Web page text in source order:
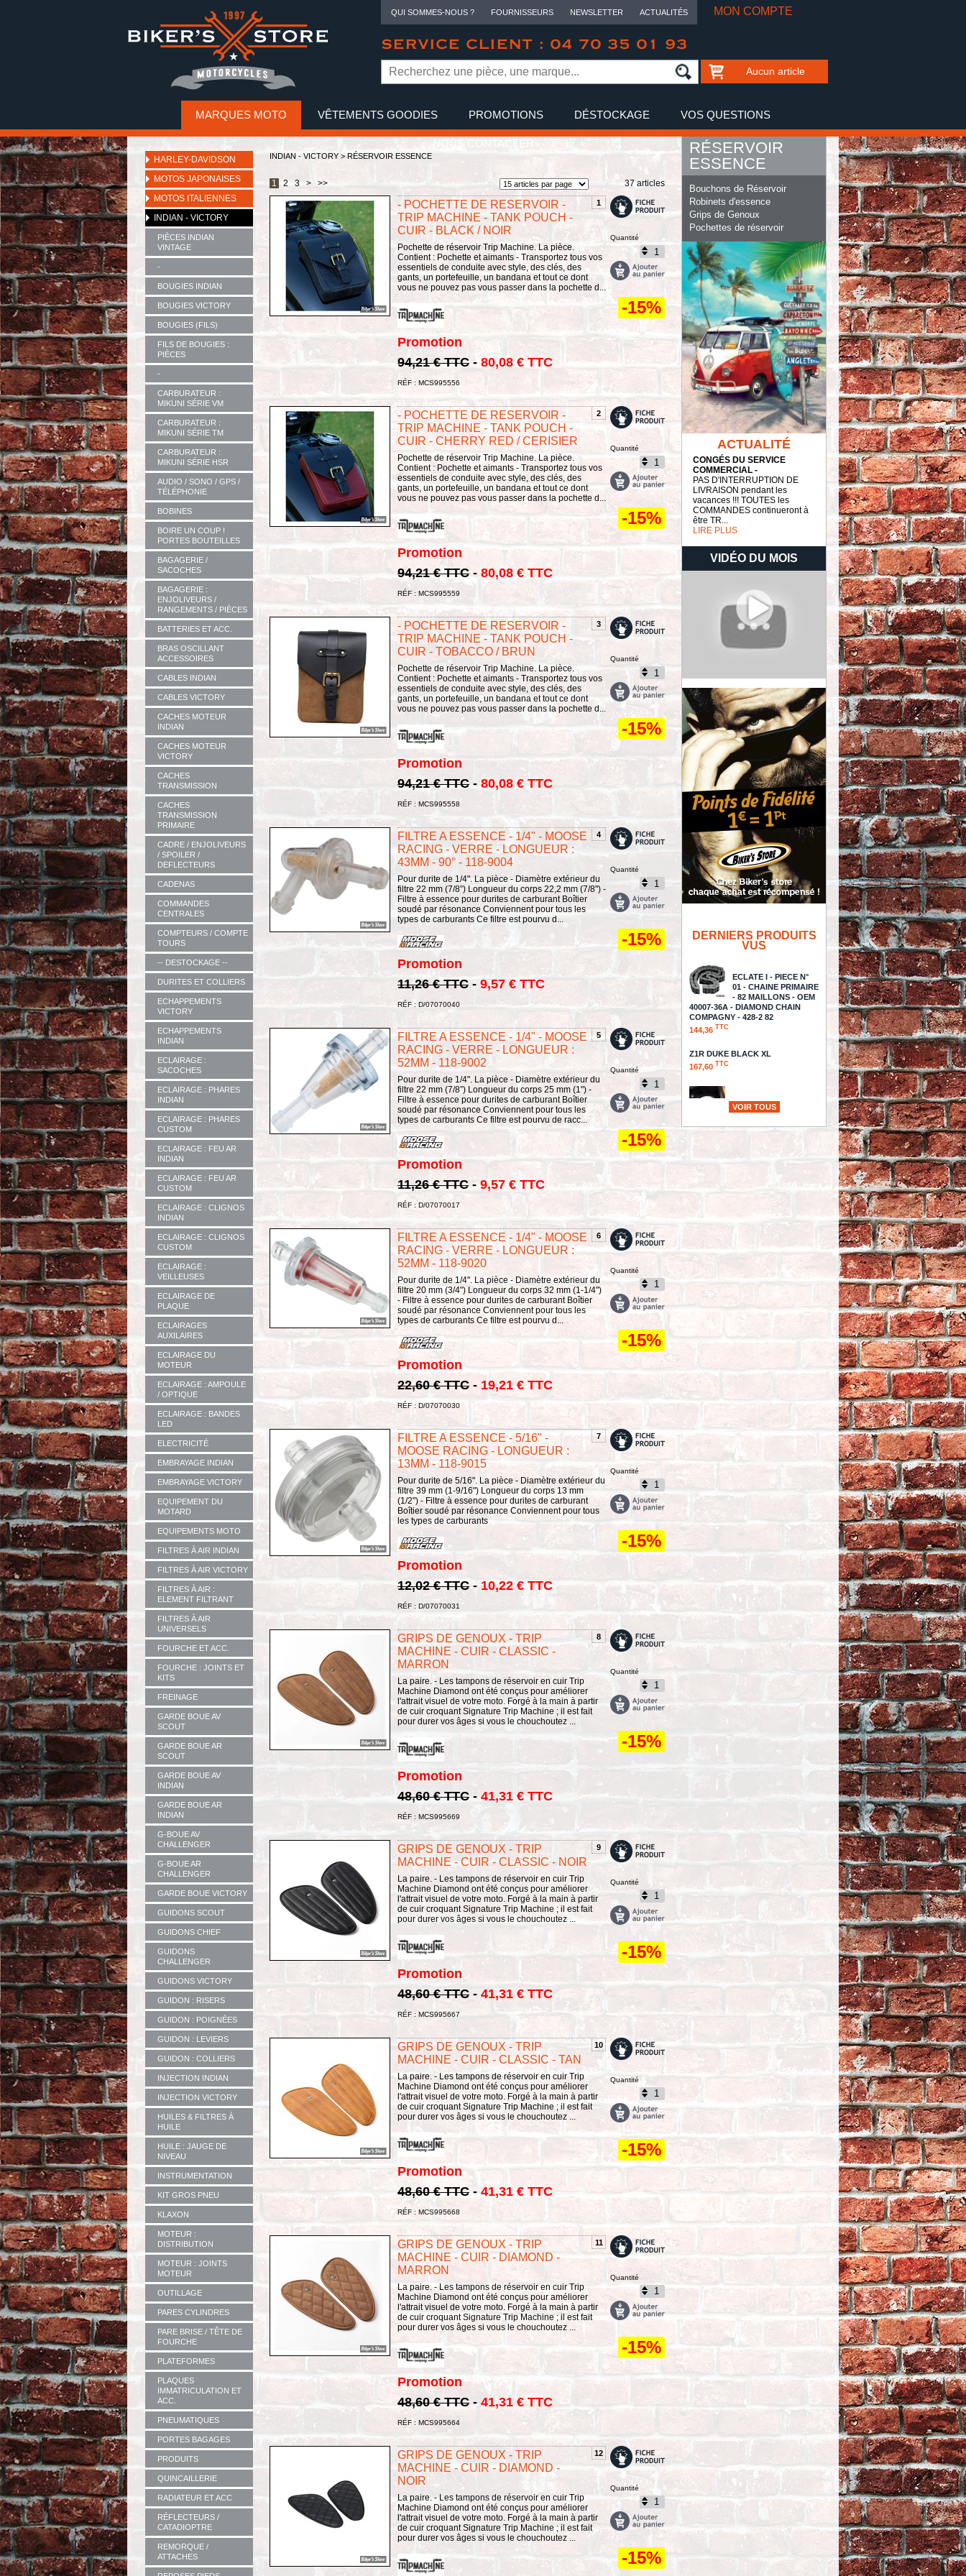
QUI SOMMES-NOUS ? FOURNISSEURS NEWSLETTER ACTUALITÉS MON COMPTE
SERVICE CLIENT : 04 70 35 01 93
Aucun article
MARQUES MOTO VÊTEMENTS GOODIES PROMOTIONS DÉSTOCKAGE VOS QUESTIONS
NOUS CONTACTER
HARLEY-DAVIDSON
MOTOS JAPONAISES
MOTOS ITALIENNES
INDIAN - VICTORY
PIÈCES INDIAN
VINTAGE
-
BOUGIES INDIAN
BOUGIES VICTORY
BOUGIES (FILS)
FILS DE BOUGIES :
PIÈCES
-
CARBURATEUR :
MIKUNI SÉRIE VM
CARBURATEUR :
MIKUNI SÉRIE TM
CARBURATEUR :
MIKUNI SÉRIE HSR
AUDIO / SONO / GPS /
TÉLÉPHONIE
BOBINES
BOIRE UN COUP !
PORTES BOUTEILLES
BAGAGERIE /
SACOCHES
BAGAGERIE :
ENJOLIVEURS /
RANGEMENTS / PIÈCES
BATTERIES ET ACC.
BRAS OSCILLANT
ACCESSOIRES
CABLES INDIAN
CABLES VICTORY
CACHES MOTEUR
INDIAN
CACHES MOTEUR
VICTORY
CACHES
TRANSMISSION
CACHES
TRANSMISSION
PRIMAIRE
CADRE / ENJOLIVEURS
/ SPOILER /
DEFLECTEURS
CADENAS
COMMANDES
CENTRALES
COMPTEURS / COMPTE
TOURS
-- DESTOCKAGE --
DURITES ET COLLIERS
ECHAPPEMENTS
VICTORY
ECHAPPEMENTS
INDIAN
ECLAIRAGE :
SACOCHES
ECLAIRAGE : PHARES
INDIAN
ECLAIRAGE : PHARES
CUSTOM
ECLAIRAGE : FEU AR
INDIAN
ECLAIRAGE : FEU AR
CUSTOM
ECLAIRAGE : CLIGNOS
INDIAN
ECLAIRAGE : CLIGNOS
CUSTOM
ECLAIRAGE :
VEILLEUSES
ECLAIRAGE DE
PLAQUE
ECLAIRAGES
AUXILAIRES
ECLAIRAGE DU
MOTEUR
ECLAIRAGE : AMPOULE
/ OPTIQUE
ECLAIRAGE : BANDES
LED
ELECTRICITÉ
EMBRAYAGE INDIAN
EMBRAYAGE VICTORY
EQUIPEMENT DU
MOTARD
EQUIPEMENTS MOTO
FILTRES À AIR INDIAN
FILTRES À AIR VICTORY
FILTRES À AIR :
ELEMENT FILTRANT
FILTRES À AIR
UNIVERSELS
FOURCHE ET ACC.
FOURCHE : JOINTS ET
KITS
FREINAGE
GARDE BOUE AV
SCOUT
GARDE BOUE AR
SCOUT
GARDE BOUE AV
INDIAN
GARDE BOUE AR
INDIAN
G-BOUE AV
CHALLENGER
G-BOUE AR
CHALLENGER
GARDE BOUE VICTORY
GUIDONS SCOUT
GUIDONS CHIEF
GUIDONS
CHALLENGER
GUIDONS VICTORY
GUIDON : RISERS
GUIDON : POIGNÉES
GUIDON : LEVIERS
GUIDON : COLLIERS
INJECTION INDIAN
INJECTION VICTORY
HUILES & FILTRES À
HUILE
HUILE : JAUGE DE
NIVEAU
INSTRUMENTATION
KIT GROS PNEU
KLAXON
MOTEUR :
DISTRIBUTION
MOTEUR : JOINTS
MOTEUR
OUTILLAGE
PARES CYLINDRES
PARE BRISE / TÊTE DE
FOURCHE
PLATEFORMES
PLAQUES
IMMATRICULATION ET
ACC.
PNEUMATIQUES
PORTES BAGAGES
PRODUITS
QUINCAILLERIE
RADIATEUR ET ACC
RÉFLECTEURS /
CATADIOPTRE
REMORQUE /
ATTACHES
INDIAN - VICTORY > RÉSERVOIR ESSENCE
37 articles
1 2 3 > >>
1
- POCHETTE DE RESERVOIR -
TRIP MACHINE - TANK POUCH -
CUIR - BLACK / NOIR
Pochette de réservoir Trip Machine. La pièce.
Contient : Pochette et aimants - Transportez tous vos
essentiels de conduite avec style, des clés, des
gants, un portefeuille, un bandana et tout ce dont
vous ne pouvez pas vous passer dans la pochette d...
Promotion
94,21 € TTC - 80,08 € TTC
RÉF : MCS995556
Quantité
-15%
2
- POCHETTE DE RESERVOIR -
TRIP MACHINE - TANK POUCH -
CUIR - CHERRY RED / CERISIER
Pochette de réservoir Trip Machine. La pièce.
Contient : Pochette et aimants - Transportez tous vos
essentiels de conduite avec style, des clés, des
gants, un portefeuille, un bandana et tout ce dont
vous ne pouvez pas vous passer dans la pochette d...
Promotion
94,21 € TTC - 80,08 € TTC
RÉF : MCS995559
Quantité
-15%
3
- POCHETTE DE RESERVOIR -
TRIP MACHINE - TANK POUCH -
CUIR - TOBACCO / BRUN
Pochette de réservoir Trip Machine. La pièce.
Contient : Pochette et aimants - Transportez tous vos
essentiels de conduite avec style, des clés, des
gants, un portefeuille, un bandana et tout ce dont
vous ne pouvez pas vous passer dans la pochette d...
Promotion
94,21 € TTC - 80,08 € TTC
RÉF : MCS995558
Quantité
-15%
4
FILTRE A ESSENCE - 1/4" - MOOSE
RACING - VERRE - LONGUEUR :
43MM - 90° - 118-9004
Pour durite de 1/4". La pièce - Diamètre extérieur du
filtre 22 mm (7/8”) Longueur du corps 22,2 mm (7/8") -
Filtre à essence pour durites de carburant Boîtier
soudé par résonance Conviennent pour tous les
types de carburants Ce filtre est pourvu d...
Promotion
11,26 € TTC - 9,57 € TTC
RÉF : D/07070040
Quantité
-15%
5
FILTRE A ESSENCE - 1/4" - MOOSE
RACING - VERRE - LONGUEUR :
52MM - 118-9002
Pour durite de 1/4". La pièce - Diamètre extérieur du
filtre 22 mm (7/8”) Longueur du corps 25 mm (1") -
Filtre à essence pour durites de carburant Boîtier
soudé par résonance Conviennent pour tous les
types de carburants Ce filtre est pourvu de racc...
Promotion
11,26 € TTC -9,57 € TTC
RÉF : D/07070017
Quantité
-15%
6
FILTRE A ESSENCE - 1/4" - MOOSE
RACING - VERRE - LONGUEUR :
52MM - 118-9020
Pour durite de 1/4". La pièce - Diamètre extérieur du
filtre 20 mm (3/4") Longueur du corps 32 mm (1-1/4")
- Filtre à essence pour durites de carburant Boîtier
soudé par résonance Conviennent pour tous les
types de carburants Ce filtre est pourvu d...
Promotion
22,60 € TTC - 19,21 € TTC
RÉF : D/07070030
Quantité
-15%
7
FILTRE A ESSENCE - 5/16" -
MOOSE RACING - LONGUEUR :
13MM - 118-9015
Pour durite de 5/16". La pièce - Diamètre extérieur du
filtre 39 mm (1-9/16") Longueur du corps 13 mm
(1/2") - Filtre à essence pour durites de carburant
Boîtier soudé par résonance Conviennent pour tous
les types de carburants
Promotion
12,02 € TTC - 10,22 € TTC
RÉF : D/07070031
Quantité
-15%
8
GRIPS DE GENOUX - TRIP
MACHINE - CUIR - CLASSIC -
MARRON
La paire. - Les tampons de réservoir en cuir Trip
Machine Diamond ont été conçus pour améliorer
l'attrait visuel de votre moto. Forgé à la main à partir
de cuir croquant Signature Trip Machine ; il est fait
pour durer vos âges si vous le chouchoutez ...
Promotion
48,60 € TTC - 41,31 € TTC
RÉF : MCS995669
Quantité
-15%
9
GRIPS DE GENOUX - TRIP
MACHINE - CUIR - CLASSIC - NOIR
La paire. - Les tampons de réservoir en cuir Trip
Machine Diamond ont été conçus pour améliorer
l'attrait visuel de votre moto. Forgé à la main à partir
de cuir croquant Signature Trip Machine ; il est fait
pour durer vos âges si vous le chouchoutez ...
Promotion
48,60 € TTC - 41,31 € TTC
RÉF : MCS995667
Quantité
-15%
10
GRIPS DE GENOUX - TRIP
MACHINE - CUIR - CLASSIC - TAN
La paire. - Les tampons de réservoir en cuir Trip
Machine Diamond ont été conçus pour améliorer
l'attrait visuel de votre moto. Forgé à la main à partir
de cuir croquant Signature Trip Machine ; il est fait
pour durer vos âges si vous le chouchoutez ...
Promotion
48,60 € TTC - 41,31 € TTC
RÉF : MCS995668
Quantité
-15%
11
GRIPS DE GENOUX - TRIP
MACHINE - CUIR - DIAMOND -
MARRON
La paire. - Les tampons de réservoir en cuir Trip
Machine Diamond ont été conçus pour améliorer
l'attrait visuel de votre moto. Forgé à la main à partir
de cuir croquant Signature Trip Machine ; il est fait
pour durer vos âges si vous le chouchoutez ...
Promotion
48,60 € TTC - 41,31 € TTC
RÉF : MCS995664
Quantité
-15%
12
GRIPS DE GENOUX - TRIP
MACHINE - CUIR - DIAMOND -
NOIR
La paire. - Les tampons de réservoir en cuir Trip
Machine Diamond ont été conçus pour améliorer
l'attrait visuel de votre moto. Forgé à la main à partir
de cuir croquant Signature Trip Machine ; il est fait
pour durer vos âges si vous le chouchoutez ...
Quantité
-15%
RÉSERVOIR
ESSENCE
Bouchons de Réservoir
Robinets d'essence
Grips de Genoux
Pochettes de réservoir
ACTUALITÉ
CONGÉS DU SERVICE
COMMERCIAL -
PAS D'INTERRUPTION DE
LIVRAISON pendant les
vacances !!! TOUTES les
COMMANDES continueront à
être TR...
LIRE PLUS
VIDÉO DU MOIS
DERNIERS PRODUITS
VUS
ECLATE I - PIECE N°
01 - CHAINE PRIMAIRE
- 82 MAILLONS - OEM
40007-36A - DIAMOND CHAIN
COMPAGNY - 428-2 82
144,36 TTC
Z1R DUKE BLACK XL
167,60 TTC
Cache allumage - BIG
TWIN 70/99 -
ME/MP300HDS
AVEC EMPREINTES ET 3
TETE DE FOURCHE -
SPORTSTER RH1250 S
NRS STYLE - PHARE LED - A
PEINDRE - HD-SPS015
SCOUT 2025UP -
510
TTC
T2021221 - EBC 2 - HH
SCOUT 2025UP -
PLAQUETTES -
TRIUMPH - OEM
- FRITTE - FA214/2HH
T2020560 - EBC 2 - HH
TTC
VOIR TOUS